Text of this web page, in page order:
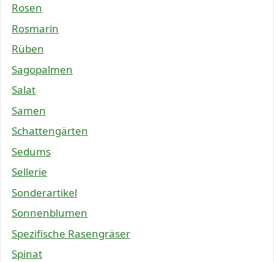
Rosen
Rosmarin
Rüben
Sagopalmen
Salat
Samen
Schattengärten
Sedums
Sellerie
Sonderartikel
Sonnenblumen
Spezifische Rasengräser
Spinat